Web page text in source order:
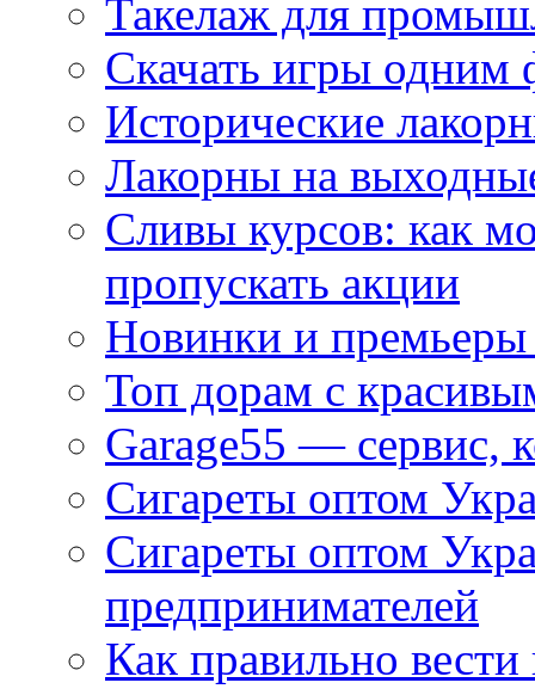
Такелаж для
Скачать игры одним
Исторические
Лакорны на
Сливы курсов: как
пропускать акции
Новинки и
Топ дорам с
Garage55 — сервис,
Сигареты оптом
Сигареты оптом
предпринимателей
Как правильно